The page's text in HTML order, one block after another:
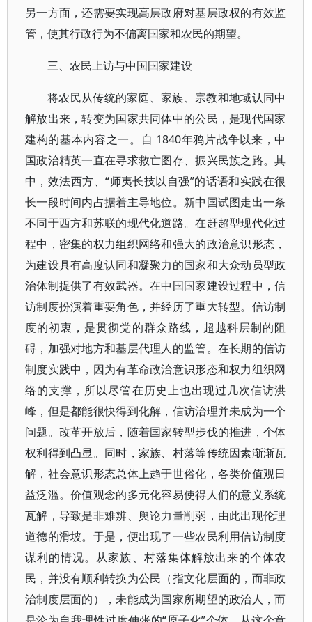
另一方面，还需要实现高层政府对基层政权的有效监
管，使其行政行为不偏离国家和农民的期望。
三、农民上访与中国国家建设
将农民从传统的家庭、家族、宗教和地域认同中
解放出来，转变为国家共同体中的公民，是现代国家
建构的基本内容之一。自 1840年鸦片战争以来，中
国政治精英一直在寻求救亡图存、振兴民族之路。其
中，效法西方、“师夷长技以自强”的话语和实践在很
长一段时间内占据着主导地位。新中国试图走出一条
不同于西方和苏联的现代化道路。在赶超型现代化过
程中，密集的权力组织网络和强大的政治意识形态，
为建设具有高度认同和凝聚力的国家和大众动员型政
治体制提供了有效武器。在中国国家建设过程中，信
访制度扮演着重要角色，并经历了重大转型。信访制
度的初衷，是贯彻党的群众路线，超越科层制的阻
碍，加强对地方和基层代理人的监管。在长期的信访
制度实践中，因为有革命政治意识形态和权力组织网
络的支撑，所以尽管在历史上也出现过几次信访洪
峰，但是都能很快得到化解，信访治理并未成为一个
问题。改革开放后，随着国家转型步伐的推进，个体
权利得到凸显。同时，家族、村落等传统因素渐渐瓦
解，社会意识形态总体上趋于世俗化，各类价值观日
益泛滥。价值观念的多元化容易使得人们的意义系统
瓦解，导致是非难辨、舆论力量削弱，由此出现伦理
道德的滑坡。于是，便出现了一些农民利用信访制度
谋利的情况。从家族、村落集体解放出来的个体农
民，并没有顺利转换为公民（指文化层面的，而非政
治制度层面的），未能成为国家所期望的政治人，而